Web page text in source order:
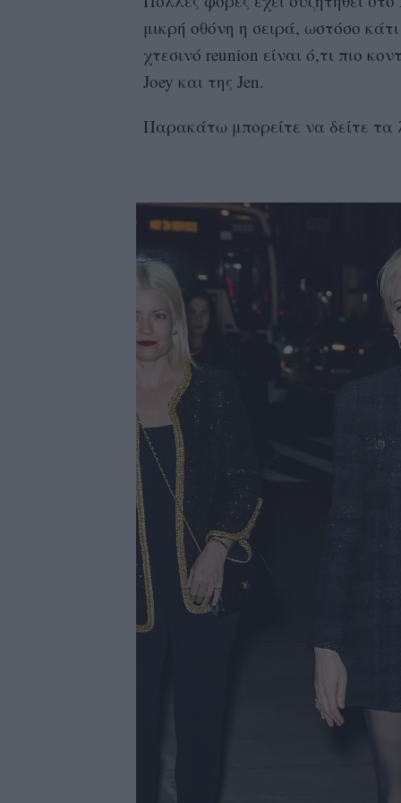
μικρή οθόνη η σειρά, ωστόσο
χτεσινό reunion είναι ό,τι πιο
Joey και της Jen.
Παρακάτω μπορείτε να δείτε